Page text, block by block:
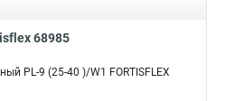
68985
PL-9 (25-40 )/W1 FORTISFLEX